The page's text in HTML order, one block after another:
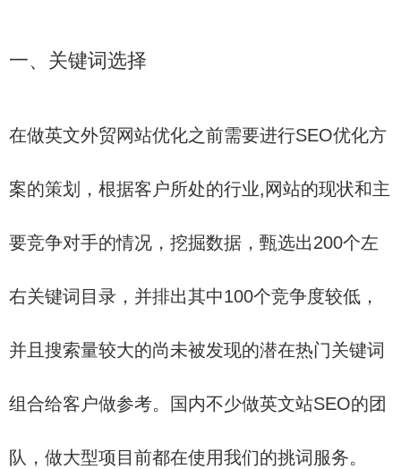
一、关键词选择
在做英文外贸网站优化之前需要进行SEO优化方
案的策划，根据客户所处的行业,网站的现状和主
要竞争对手的情况，挖掘数据，甄选出200个左
右关键词目录，并排出其中100个竞争度较低，
并且搜索量较大的尚未被发现的潜在热门关键词
组合给客户做参考。国内不少做英文站SEO的团
队，做大型项目前都在使用我们的挑词服务。